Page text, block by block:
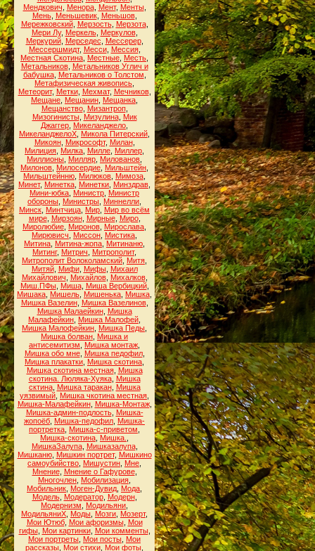
Мендкович
Менора, Мент, Менты,
Мень, Меньшевик, Меньшов,
Мережковский, Мерзость, Мерзота,
Мери Лу, Меркель, Меркулов,
Меркурий, Мерседес Мессерер,
Мессершмидт, Месси, Мессия,
Местная Скотина Местные Месть
Метальников, Метальников Углич и
бабушка, Метальников о Толстом
Метафизическая живопись
Метеорит, Метки, Мехмат, Мечников,
Мещане Мещанин Мещанка
Мещанство, Мизантроп,
Мизогинисты, Мизулина, Мик
Джаггер Микеланджело
МикеланджелоХ Микола Питерский
Микоян, Микрософт, Милан,
Милиция Милка Милле Миллер
Миллионы Милляр Милованов
Милонов Милосердие Мильштейн
Мильштейнню Милюков Мимоза
Минет, Минетка Минетки Минздрав
Мини-юбка Министр Министр
обороны Министры Миннелли
Минск Минтчица Мир Мир во всём
мире, Мирзоян, Мирные, Миро,
Миролюбие Миронов Мирослава
Мирювисч
Миссон Мистика
Митина Митина-жопа Митинаню
Митинг, Митрич Митрополит,
Митрополит Волоколамский Митя
Митяй, Мифи, Мифы, Михаил
Михайлович
Михайлов, Михалков,
Миш.ПФы, Миша, Миша Вербицкий,
Мишака Мишель Мишенька Мишка
Мишка Вазелин, Мишка Вазелинов,
Мишка Малаейкин, Мишка
Малафейкин Мишка Малофей
Мишка Малофейкин Мишка Педы
Мишка болван Мишка и
антисемитизм
Мишка монтаж
Мишка обо мне, Мишка педофил,
Мишка плакатки Мишка скотина
Мишка скотина местная, Мишка
скотина. Люляка-Хуяка, Мишка
сктина, Мишка таракан, Мишка
уязвимый Мишка чкотина местная
Мишка-Малафейкин, Мишка-Монтаж,
Мишка-админ-подлость, Мишка-
жопоёб Мишка-педофил Мишка-
портретка Мишка-с-приветом
Мишка-скотина Мишка.
МишкаЗалупа, Мишказалупа,
Мишканю, Мишкин портрет, Мишкино
самоубийство Мишустин Мне
Мнение, Мнение о Гафурове,
Многочлен Мобилизация
Мобильник Моген-Дувид Мода
Модель, Модератор, Модерн,
Модернизм
Модильяни
МодильяниХ Моды Мозги Мозерт,
Мои Ютюб, Мои афоризмы, Мои
гифы, Мои картинки, Мои комменты,
Мои портреты Мои посты Мои
рассказы Мои стихи Мои фоты